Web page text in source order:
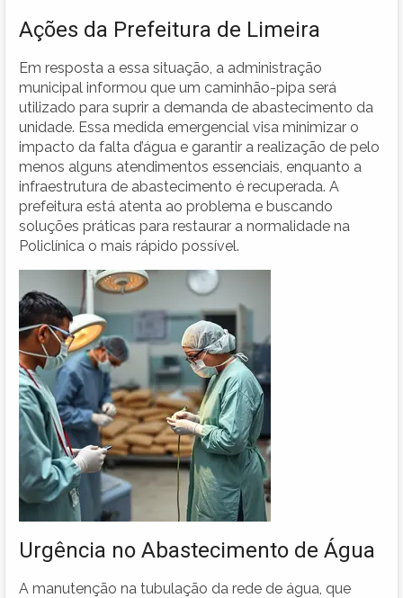
Ações da Prefeitura de Limeira
Em resposta a essa situação, a administração
municipal informou que um caminhão-pipa será
utilizado para suprir a demanda de abastecimento da
unidade. Essa medida emergencial visa minimizar o
impacto da falta d’água e garantir a realização de pelo
menos alguns atendimentos essenciais, enquanto a
infraestrutura de abastecimento é recuperada. A
prefeitura está atenta ao problema e buscando
soluções práticas para restaurar a normalidade na
Policlínica o mais rápido possível.
Urgência no Abastecimento de Água
A manutenção na tubulação da rede de água, que